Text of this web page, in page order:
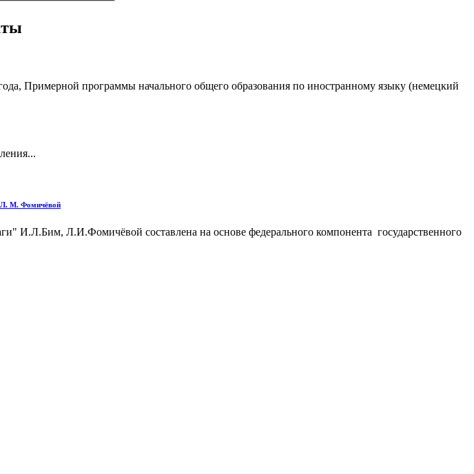
Примерной программы начального общего образования по иностранному языку (немецкий
Л. М. Фомичёвой
И.Л.Бим, Л.И.Фомичёвой составлена на основе федерального компонента государственного